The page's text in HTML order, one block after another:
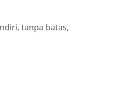
tanpa batas,